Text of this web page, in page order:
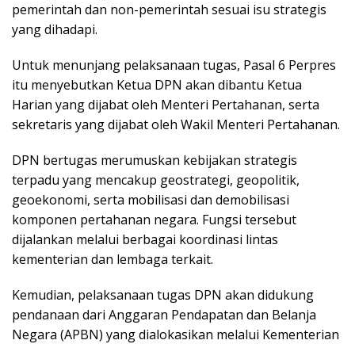
pemerintah dan non-pemerintah sesuai isu strategis
yang dihadapi.
Untuk menunjang pelaksanaan tugas, Pasal 6 Perpres
itu menyebutkan Ketua DPN akan dibantu Ketua
Harian yang dijabat oleh Menteri Pertahanan, serta
sekretaris yang dijabat oleh Wakil Menteri Pertahanan.
DPN bertugas merumuskan kebijakan strategis
terpadu yang mencakup geostrategi, geopolitik,
geoekonomi, serta mobilisasi dan demobilisasi
komponen pertahanan negara. Fungsi tersebut
dijalankan melalui berbagai koordinasi lintas
kementerian dan lembaga terkait.
Kemudian, pelaksanaan tugas DPN akan didukung
pendanaan dari Anggaran Pendapatan dan Belanja
Negara (APBN) yang dialokasikan melalui Kementerian